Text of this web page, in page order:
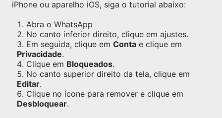
iPhone ou aparelho iOS, siga o tutorial abaixo:
Abra o WhatsApp
No canto inferior direito, clique em ajustes.
Em seguida, clique em Conta e clique em
Privacidade.
Clique em Bloqueados.
No canto superior direito da tela, clique em
Editar.
Clique no ícone para remover e clique em
Desbloquear.